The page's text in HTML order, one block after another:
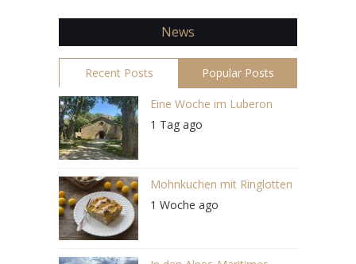
News
Recent Posts Popular Posts
Eine Woche im Luberon
1 Tag ago
Mohnkuchen mit Ringlotten
1 Woche ago